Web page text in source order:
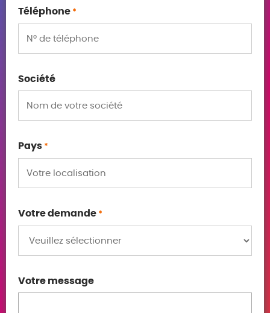
Téléphone *
Société
Pays *
Votre demande *
Votre message